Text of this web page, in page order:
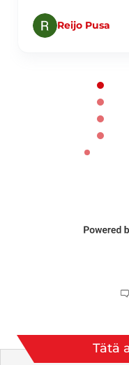
Reijo Pusa
Tätä